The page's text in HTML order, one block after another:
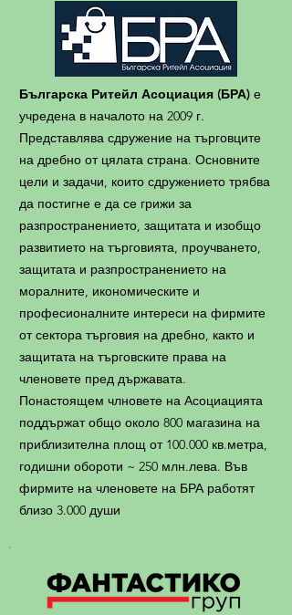
Българска Ритейл Асоциация (БРА) е
учредена в началото на 2009 г.
Представлява сдружение на търговците
на дребно от цялата страна. Основните
цели и задачи, които сдружението трябва
да постигне е да се грижи за
разпространението, защитата и изобщо
развитието на търговията, проучването,
защитата и разпространението на
моралните, икономическите и
професионалните интереси на фирмите
от сектора търговия на дребно, както и
защитата на търговските права на
членовете пред държавата.
Понастоящем члновете на Асоциацията
поддържат общо около 800 магазина на
приблизителна площ от 100.000 кв.метра,
годишни обороти ~ 250 млн.лева. Във
фирмите на членовете на БРА работят
близо 3.000 души